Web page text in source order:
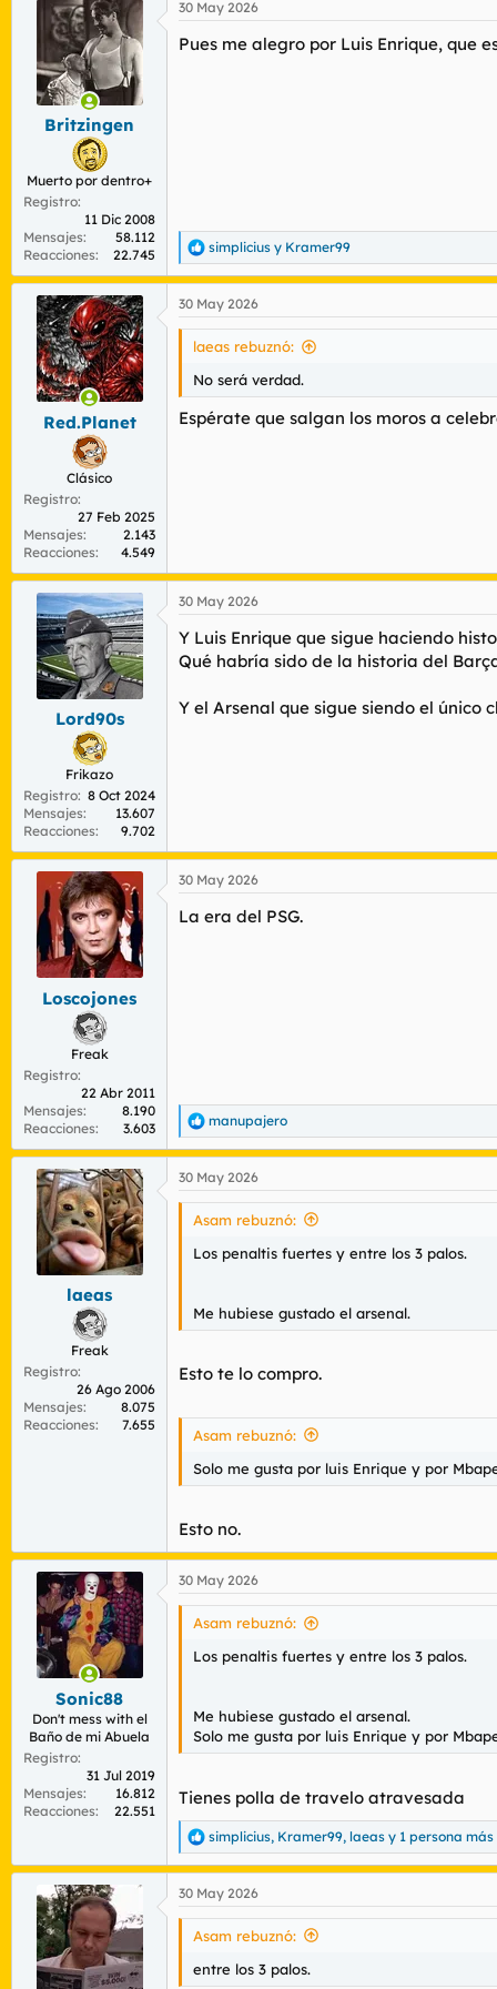
c
i
Britzingen
Muerto por dentro+
Registro
11 Dic 2008
Mensajes
58.112
Reacciones
22.745
30 May 2026
Pues me alegro por Luis Enrique, que
R
e
a
c
c
e
s
simplicius y Kramer99
Red.Planet
Clásico
Registro
27 Feb 2025
Mensajes
2.143
Reacciones
4.549
30 May 2026
laeas rebuznó:
No será verdad.
Espérate que salgan los moros a
Lord90s
Frikazo
Registro 8 Oct 2024
Mensajes
13.607
Reacciones
9.702
30 May 2026
Y Luis Enrique que sigue haciendo
Qué habría sido de la historia del
Y el Arsenal que sigue siendo el único
Loscojones
Freak
Registro
22 Abr 2011
Mensajes
8.190
Reacciones
3.603
30 May 2026
La era del PSG.
R
e
a
c
c
manupajero
laeas
Freak
Registro
26 Ago 2006
Mensajes
8.075
Reacciones
7.655
30 May 2026
Asam rebuznó:
Los penaltis fuertes y entre los 3 palos.
Me hubiese gustado el arsenal.
Esto te lo compro.
Asam rebuznó:
Solo me gusta por luis Enrique y por
Esto no.
Sonic88
Don't mess with el
Baño de mi Abuela
Registro
31 Jul 2019
Mensajes
16.812
Reacciones
22.551
30 May 2026
Asam rebuznó:
Los penaltis fuertes y entre los 3 palos.
Me hubiese gustado el arsenal.
Solo me gusta por luis Enrique y por
Tienes polla de travelo atravesada
R
e
a
c
c
n
e
simplicius, Kramer99, laeas y 1 persona más
30 May 2026
Asam rebuznó:
entre los 3 palos.